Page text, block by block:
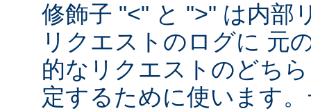
修飾子 "<" と ">" は内部
リクエストのログに 元
的なリクエストのどち
定するために使います